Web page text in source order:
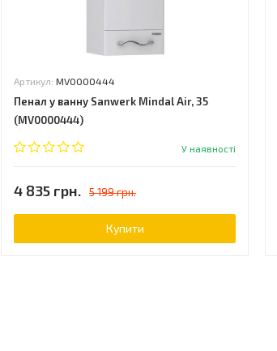
Артикул: MV0000444
Пенал у ванну Sanwerk Mindal Air, 35
(MV0000444)
У наявності
4 835 грн. 5 199 грн.
Купити